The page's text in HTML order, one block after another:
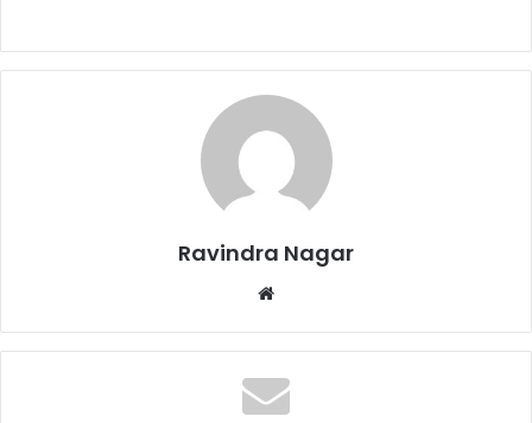
Ravindra Nagar
Website